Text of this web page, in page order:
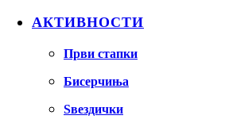
АКТИВНОСТИ
Први стапки
Бисерчиња
Ѕвездички